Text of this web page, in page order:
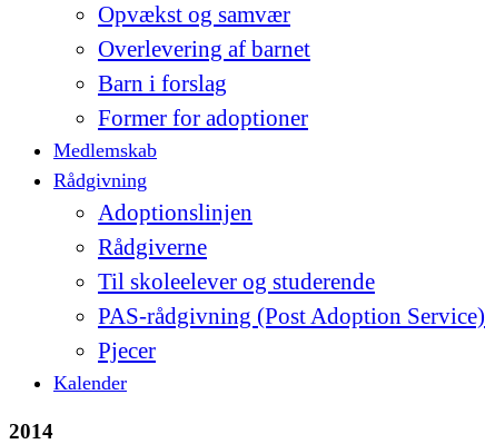
Opvækst og samvær
Overlevering af barnet
Barn i forslag
Former for adoptioner
Medlemskab
Rådgivning
Adoptionslinjen
Rådgiverne
Til skoleelever og studerende
PAS-rådgivning (Post Adoption Service)
Pjecer
Kalender
2014